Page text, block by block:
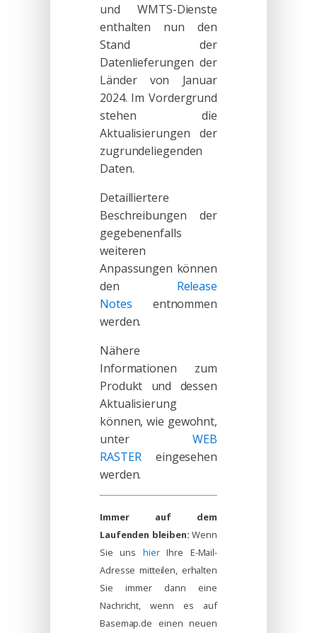
und WMTS-Dienste
enthalten nun den
Stand der
Datenlieferungen der
Länder von Januar
2024. Im Vordergrund
stehen die
Aktualisierungen der
zugrundeliegenden
Daten.
Detailliertere
Beschreibungen der
gegebenenfalls
weiteren
Anpassungen können
den Release
Notes entnommen
werden.
Nähere
Informationen zum
Produkt und dessen
Aktualisierung
können, wie gewohnt,
unterWEB
RASTEReingesehen
werden.
Immer auf dem
Laufenden bleiben: Wenn
Sie uns hierIhre E-Mail-
Adresse mitteilen, erhalten
Sie immer dann eine
Nachricht, wenn es auf
Basemap.de einen neuen